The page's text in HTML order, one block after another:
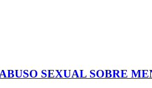
SEXUAL SOBRE